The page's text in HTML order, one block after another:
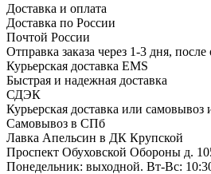
Доставка и оплата
Доставка по России
Почтой России
Отправка заказа через 1-3 дня, после
Курьерская доставка EMS
Быстрая и надежная доставка
СДЭК
Курьерская доставка или самовывоз
Самовывоз в СПб
Лавка Апельсин в ДК Крупской
Проспект Обуховской Обороны д.
Понедельник: выходной. Вт-Вс: